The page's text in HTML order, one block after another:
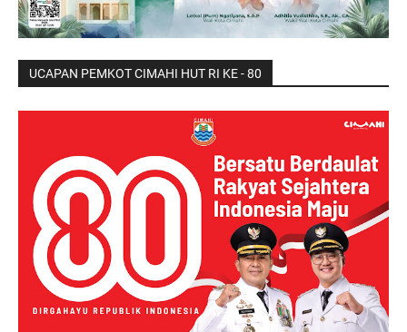
UCAPAN PEMKOT CIMAHI HUT RI KE - 80